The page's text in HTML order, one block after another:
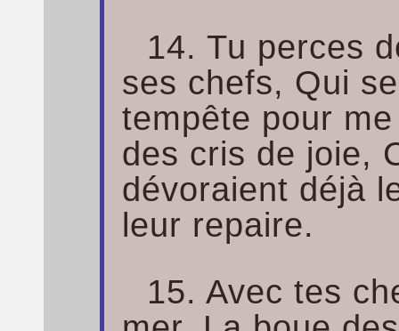
14. Tu perces
ses chefs, Qui
tempête pour
des cris de joie,
dévoraient déjà
leur repaire.
15. Avec tes